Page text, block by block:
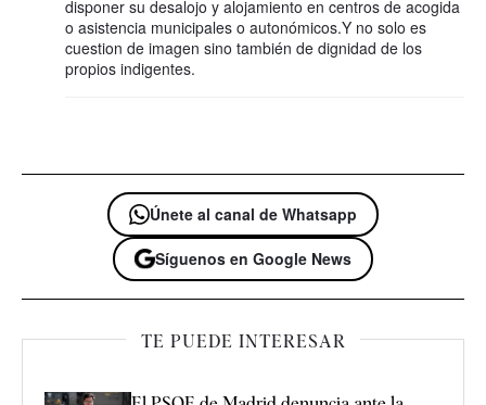
disponer su desalojo y alojamiento en centros de acogida
o asistencia municipales o autonómicos.Y no solo es
cuestion de imagen sino también de dignidad de los
propios indigentes.
Únete al canal de Whatsapp
Síguenos en Google News
TE PUEDE INTERESAR